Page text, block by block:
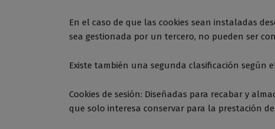
En el caso de que las cookies sean instaladas
sea gestionada por un tercero, no pueden ser
Existe también una segunda clasificación según
Cookies de sesión: Diseñadas para recabar y
que solo interesa conservar para la prestación